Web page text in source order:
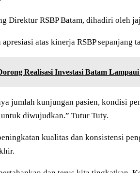
Direktur RSBP Batam, dihadiri oleh
atas kinerja RSBP sepanjang
Realisasi Investasi Batam
jumlah kunjungan pasien, kondisi
diwujudkan.” Tutur Tuty.
kualitas dan konsistensi